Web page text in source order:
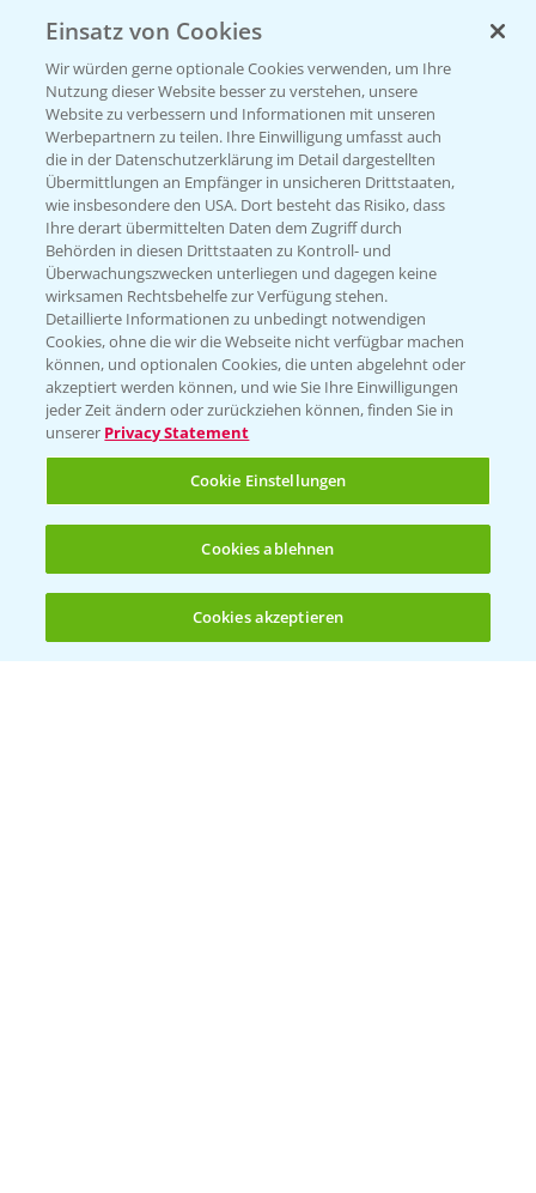
(noch 4)
Presse
Vegetables Deutschland
Infos
LINKS
Apps
Wetter Aktuell
BROSCHÜREN
Ackerbau
Saatgut
Sonderkulturen
Verantwortung & Sorgfalt
PAMIRA - Packmittelrücknahme
Sammelstellen und Termine
Einsatz von Cookies
Wir würden gerne optionale Cookies verwenden, um Ihre
Nutzung dieser Website besser zu verstehen, unsere
Website zu verbessern und Informationen mit unseren
Werbepartnern zu teilen. Ihre Einwilligung umfasst auch
die in der Datenschutzerklärung im Detail dargestellten
Übermittlungen an Empfänger in unsicheren Drittstaaten,
wie insbesondere den USA. Dort besteht das Risiko, dass
Ihre derart übermittelten Daten dem Zugriff durch
Behörden in diesen Drittstaaten zu Kontroll- und
Überwachungszwecken unterliegen und dagegen keine
wirksamen Rechtsbehelfe zur Verfügung stehen.
Detaillierte Informationen zu unbedingt notwendigen
Cookies, ohne die wir die Webseite nicht verfügbar machen
können, und optionalen Cookies, die unten abgelehnt oder
akzeptiert werden können, und wie Sie Ihre Einwilligungen
jeder Zeit ändern oder zurückziehen können, finden Sie in
unserer Privacy Statement
Cookie Einstellungen
Cookies ablehnen
Cookies akzeptieren